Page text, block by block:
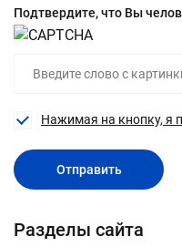
Разделы сайта
Подтвердите, что Вы
Нажимая на кнопку, я
Отправить